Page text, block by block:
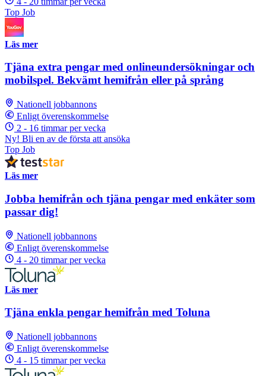
Top Job
Läs mer
Tjäna extra pengar med onlineundersökningar och
mobilspel. Bekvämt hemifrån eller på språng
Nationell jobbannons
Enligt överenskommelse
2 - 16 timmar per vecka
Ny! Bli en av de första att ansöka
Top Job
Läs mer
Jobba hemifrån och tjäna pengar med enkäter som
passar dig!
Nationell jobbannons
Enligt överenskommelse
4 - 20 timmar per vecka
Läs mer
Tjäna enkla pengar hemifrån med Toluna
Nationell jobbannons
Enligt överenskommelse
4 - 15 timmar per vecka